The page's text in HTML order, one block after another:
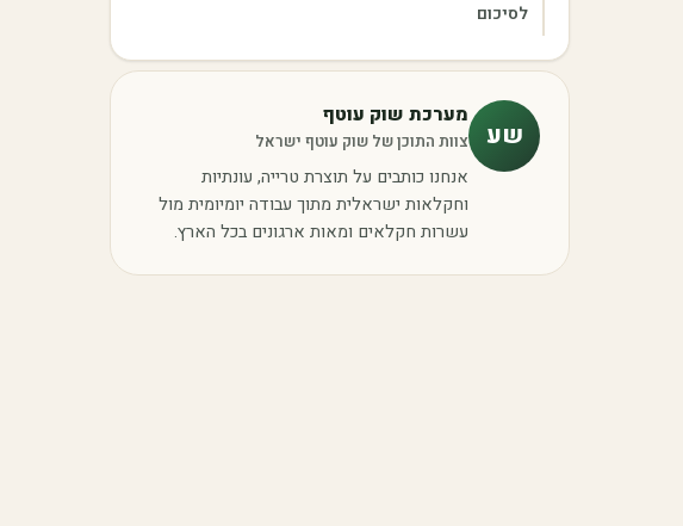
לסיכום
שע
מערכת שוק עוטף
צוות התוכן של שוק עוטף ישראל
אנחנו כותבים על תוצרת טרייה, עונתיות
וחקלאות ישראלית מתוך עבודה יומיומית מול
עשרות חקלאים ומאות ארגונים בכל הארץ.